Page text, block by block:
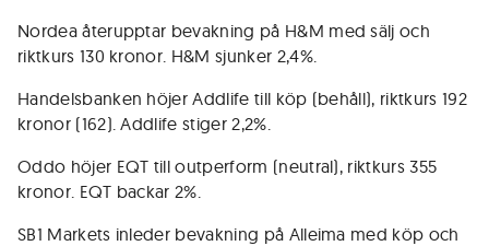
Nordea återupptar bevakning på H&M med sälj och
riktkurs 130 kronor. H&M sjunker 2,4%.
Handelsbanken höjer Addlife till köp (behåll), riktkurs 192
kronor (162). Addlife stiger 2,2%.
Oddo höjer EQT till outperform (neutral), riktkurs 355
kronor. EQT backar 2%.
SB1 Markets inleder bevakning på Alleima med köp och